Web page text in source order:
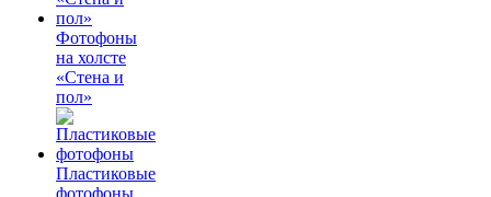
Фотофоны
на холсте
«Стена и
пол»
Пластиковые